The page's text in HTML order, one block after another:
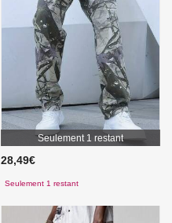
Seulement 1 restant
28,49€
Seulement 1 restant